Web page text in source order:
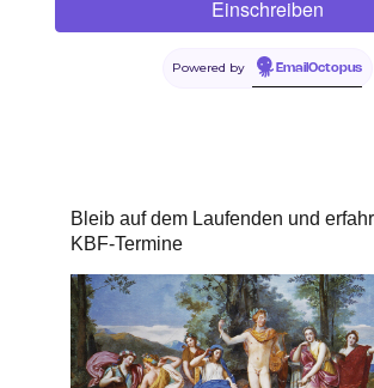
Powered by EmailOctopus
Bleib auf dem Laufenden und
KBF-Termine